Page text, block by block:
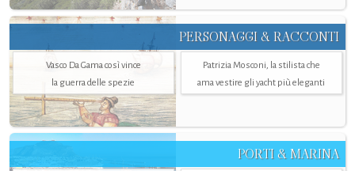
PERSONAGGI & RACCONTI
Vasco Da Gama così vince
la guerra delle spezie
Patrizia Mosconi, la stilista che
ama vestire gli yacht più eleganti
PORTI & MARINA